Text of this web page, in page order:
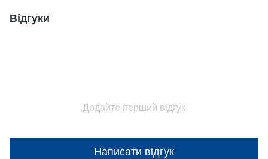
Відгуки
Додайте перший відгук
Написати відгук